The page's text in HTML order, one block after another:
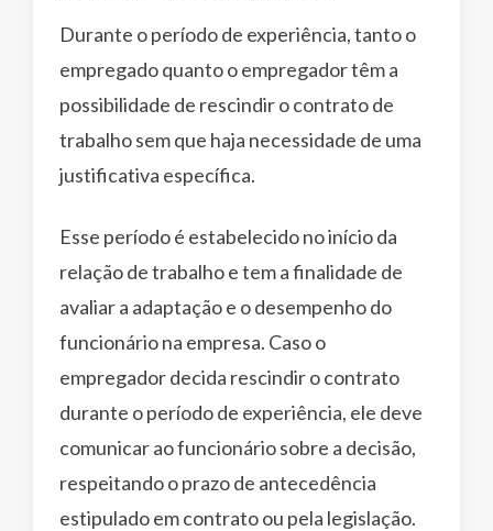
Durante o período de experiência, tanto o
empregado quanto o empregador têm a
possibilidade de rescindir o contrato de
trabalho sem que haja necessidade de uma
justificativa específica.
Esse período é estabelecido no início da
relação de trabalho e tem a finalidade de
avaliar a adaptação e o desempenho do
funcionário na empresa. Caso o
empregador decida rescindir o contrato
durante o período de experiência, ele deve
comunicar ao funcionário sobre a decisão,
respeitando o prazo de antecedência
estipulado em contrato ou pela legislação.